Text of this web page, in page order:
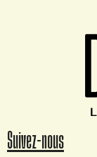
Suivez-nous